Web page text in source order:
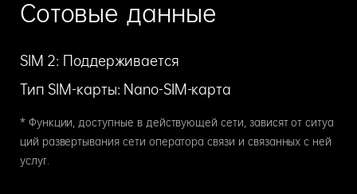
Сотовые данные
SIM 2: Поддерживается
Тип SIM-карты: Nano-SIM-карта
* Функции, доступные в действующей сети, зависят от ситуа
ций развертывания сети оператора связи и связанных с ней
услуг.